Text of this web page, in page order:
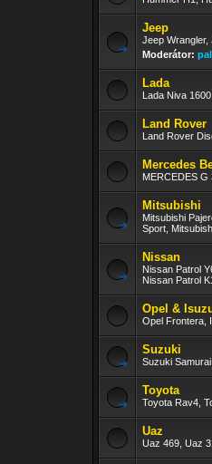
Jeep
Jeep
Moderátor:
Lada
Lada Niva
Land Rover
Land Rover
Mercedes
MERCEDES G
Mitsubishi
Mitsubishi
Sport,
Nissan
Nissan Patrol
Nissan Patrol
Opel &
Opel Frontera,
Suzuki
Suzuki
Toyota
Toyota Rav4,
Uaz
Uaz 469, Uaz